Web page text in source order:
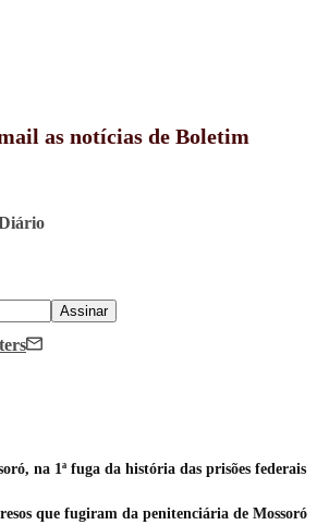
as notícias de Boletim
Assinar
na 1ª fuga da história das prisões federais
que fugiram da penitenciária de Mossoró